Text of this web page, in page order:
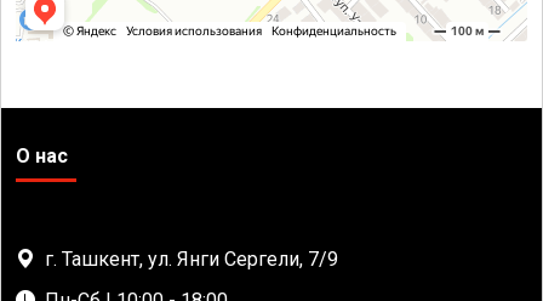
О нас
г. Ташкент, ул. Янги Сергели, 7/9